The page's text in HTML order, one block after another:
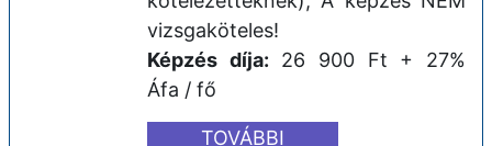
vizsgaköteles!
Képzés díja: 26 900 Ft + 27%
Áfa / fő
TOVÁBBI